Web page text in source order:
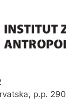
p.p. 290